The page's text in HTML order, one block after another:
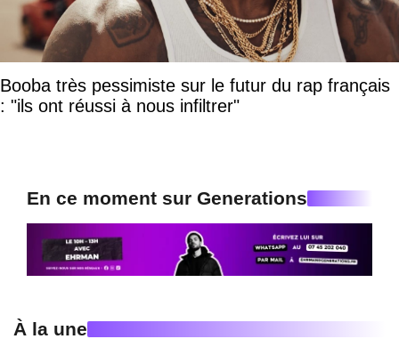
Booba très pessimiste sur le futur du rap français
: "ils ont réussi à nous infiltrer"
En ce moment sur Generations
À la une